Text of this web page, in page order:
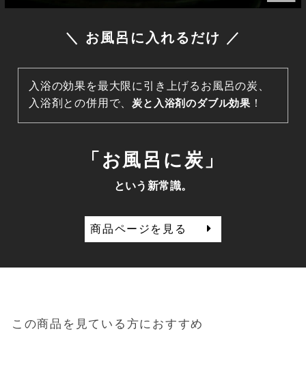
＼ お風呂に入れるだけ ／
入浴の効果を最大限に引き上げるお風呂の炭、
入浴剤との併用で、炭と入浴剤のダブル効果 ！
「お風呂に炭」
という新常識。
商品ページを見る
この商品を見ている方におすすめ